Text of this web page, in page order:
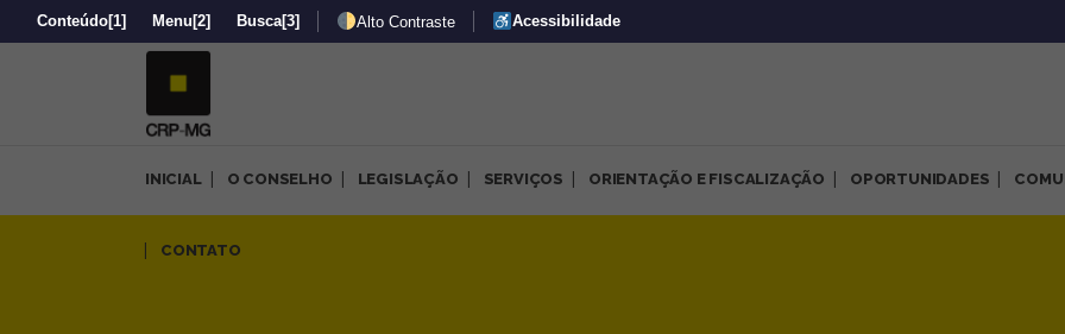
Conteúdo[1] Menu [2] Busca[3] Alto Contraste Acessibilidade
INICIAL O CONSELHO LEGISLAÇÃO SERVIÇOS ORIENTAÇÃO E FISCALIZAÇÃO OPORTUNIDADES
CONTATO
Apoio às mães de filhos com deficiência foi tema do